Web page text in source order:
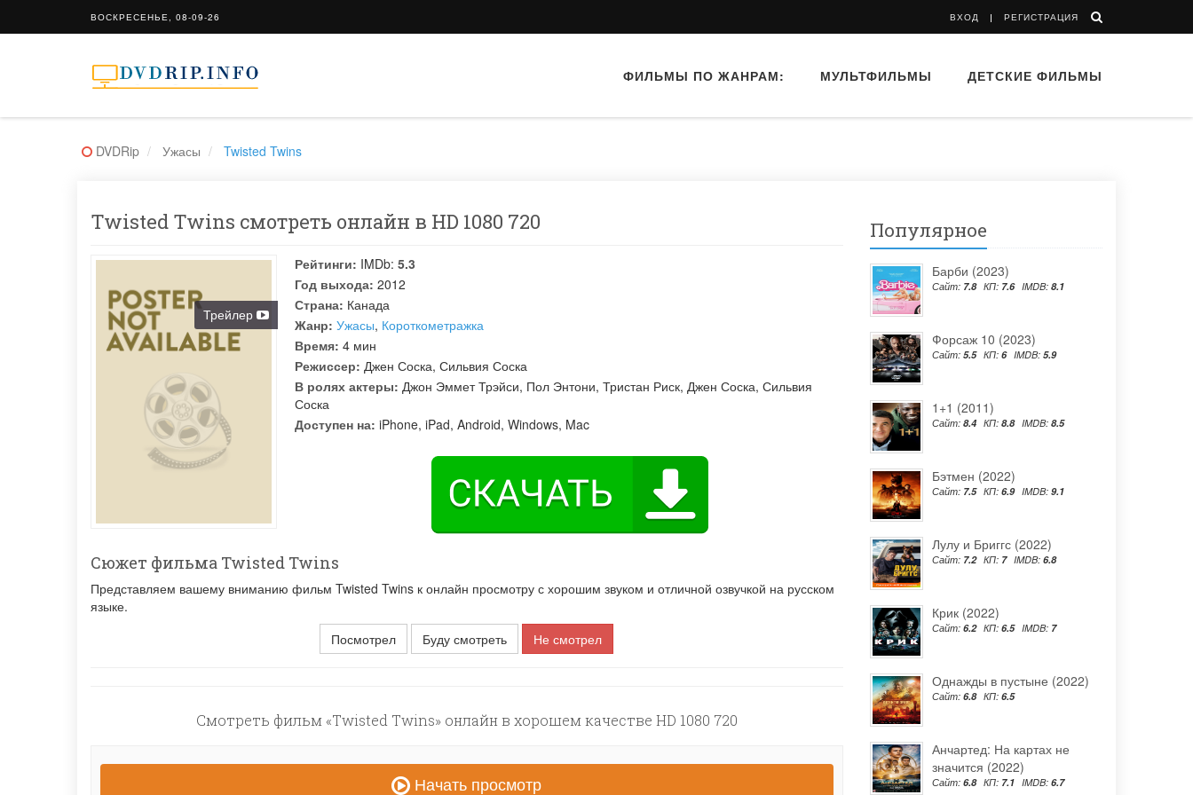
ВОСКРЕСЕНЬЕ, 08-09-26 ВХОД РЕГИСТРАЦИЯ
ФИЛЬМЫ ПО ЖАНРАМ: МУЛЬТФИЛЬМЫ ДЕТСКИЕ ФИЛЬМЫ
DVDRip Ужасы Twisted Twins
Twisted Twins смотреть онлайн в HD 1080 720
Трейлер
Рейтинги: IMDb: 5.3
Год выхода: 2012
Страна: Канада
Жанр: Ужасы, Короткометражка
Время: 4 мин
Режиссер: Джен Соска, Сильвия Соска
В ролях актеры: Джон Эммет Трэйси, Пол Энтони, Тристан Риск, Джен Соска, Сильвия
Соска
Доступен на: iPhone, iPad, Android, Windows, Mac
Сюжет фильма Twisted Twins
Представляем вашему вниманию фильм Twisted Twins к онлайн просмотру с хорошим звуком и отличной озвучкой на русском
языке.
Посмотрел
Буду смотреть Не смотрел
Смотреть фильм «Twisted Twins» онлайн в хорошем качестве HD 1080 720
Начать просмотр
Популярное
Барби (2023)
Сайт: 7.8 КП: 7.6 IMDB: 8.1
Форсаж 10 (2023)
Сайт: 5.5 КП: 6 IMDB: 5.9
1+1 (2011)
Сайт: 8.4 КП: 8.8 IMDB: 8.5
Бэтмен (2022)
Сайт: 7.5 КП: 6.9 IMDB: 9.1
Лулу и Бриггс (2022)
Сайт: 7.2 КП: 7 IMDB: 6.8
Крик (2022)
Сайт: 6.2 КП: 6.5 IMDB: 7
Однажды в пустыне (2022)
Сайт: 6.8 КП: 6.5
Анчартед: На картах не
значится (2022)
Сайт: 6.8 КП: 7.1 IMDB: 6.7